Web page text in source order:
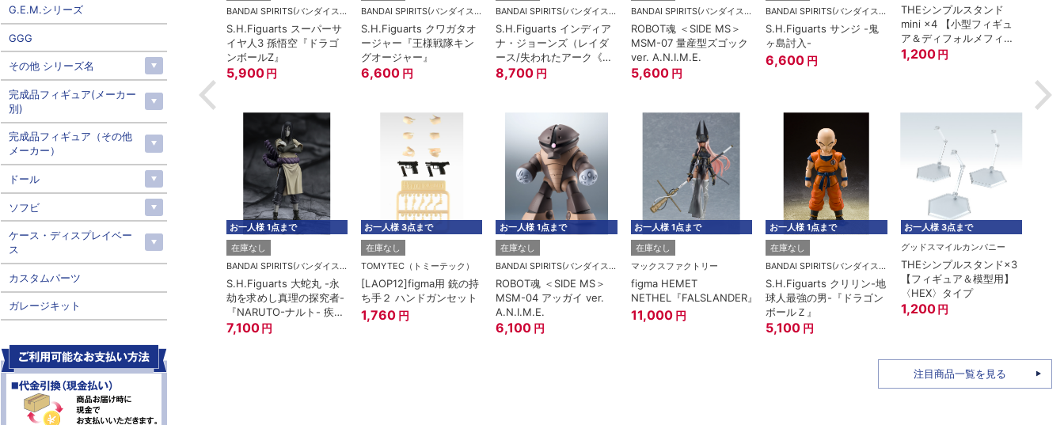
BANDAI SPIRITS(バンダイスピリッツ)
S.H.Figuarts スーパーサ
イヤ人3 孫悟空『ドラゴ
ンボールZ』
5,900 円
BANDAI SPIRITS(バンダイスピリッツ)
S.H.Figuarts クワガタオ
ージャー『王様戦隊キン
グオージャー』
6,600 円
BANDAI SPIRITS(バンダイスピリッツ)
S.H.Figuarts インディア
ナ・ジョーンズ（レイダ
ース/失われたアーク《聖
櫃》）
8,700 円
BANDAI SPIRITS(バンダイスピリッツ)
ROBOT魂 ＜SIDE MS＞
MSM-07 量産型ズゴック
ver. A.N.I.M.E.
5,600 円
BANDAI SPIRITS(バンダイスピリッツ)
S.H.Figuarts サンジ -鬼
ヶ島討入-
6,600 円
THEシンプルスタンド
mini ×4 【小型フィギュ
ア＆ディフォルメフィギ
ュア用】
1,200 円
お一人様 1点まで
在庫なし
BANDAI SPIRITS(バンダイスピリッツ)
S.H.Figuarts 大蛇丸 -永
劫を求めし真理の探究者-
『NARUTO-ナルト- 疾風
伝』
7,100 円
お一人様 3点まで
在庫なし
TOMYTEC（トミーテック）
[LAOP12]figma用 銃の持
ち手２ ハンドガンセット
1,760 円
お一人様 1点まで
在庫なし
BANDAI SPIRITS(バンダイスピリッツ)
ROBOT魂 ＜SIDE MS＞
MSM-04 アッガイ ver.
A.N.I.M.E.
6,100 円
お一人様 1点まで
在庫なし
マックスファクトリー
figma HEMET
NETHEL『FALSLANDER』
11,000 円
お一人様 1点まで
在庫なし
BANDAI SPIRITS(バンダイスピリッツ)
S.H.Figuarts クリリン-地
球人最強の男-『ドラゴン
ボールＺ』
5,100 円
お一人様 3点まで
グッドスマイルカンパニー
THEシンプルスタンド×3
【フィギュア＆模型用】
〈HEX〉タイプ
1,200 円
注目商品一覧を見る
G.E.M.シリーズ
GGG
その他 シリーズ名
完成品フィギュア(メーカー
別)
完成品フィギュア（その他
メーカー）
ドール
ソフビ
ケース・ディスプレイベー
ス
カスタムパーツ
ガレージキット